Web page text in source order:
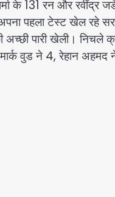
के 131 रन और रवींद्र
पहला टेस्ट खेल रहे
अच्छी पारी खेली। निचले
वुड ने 4, रेहान अहमद